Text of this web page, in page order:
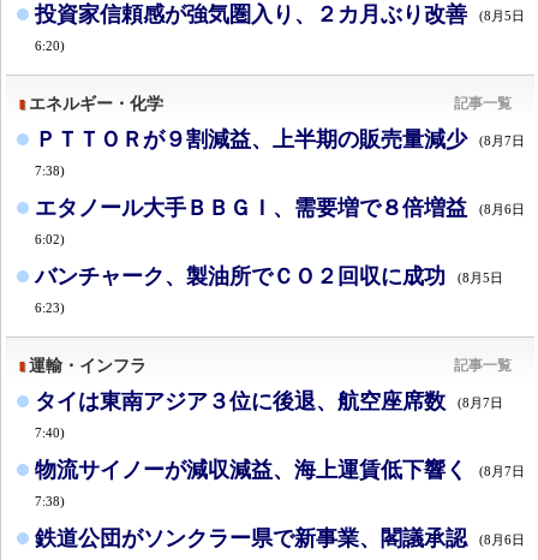
投資家信頼感が強気圏入り、２カ月ぶり改善 (8月5日
6:20)
エネルギー・化学 記事一覧
ＰＴＴＯＲが９割減益、上半期の販売量減少 (8月7日
7:38)
エタノール大手ＢＢＧＩ、需要増で８倍増益 (8月6日
6:02)
バンチャーク、製油所でＣＯ２回収に成功 (8月5日
6:23)
運輸・インフラ 記事一覧
タイは東南アジア３位に後退、航空座席数 (8月7日
7:40)
物流サイノーが減収減益、海上運賃低下響く (8月7日
7:38)
鉄道公団がソンクラー県で新事業、閣議承認 (8月6日